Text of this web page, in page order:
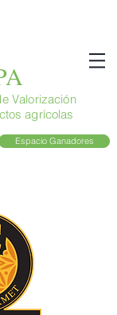
Valorización
agrícolas
Espacio Ganadores